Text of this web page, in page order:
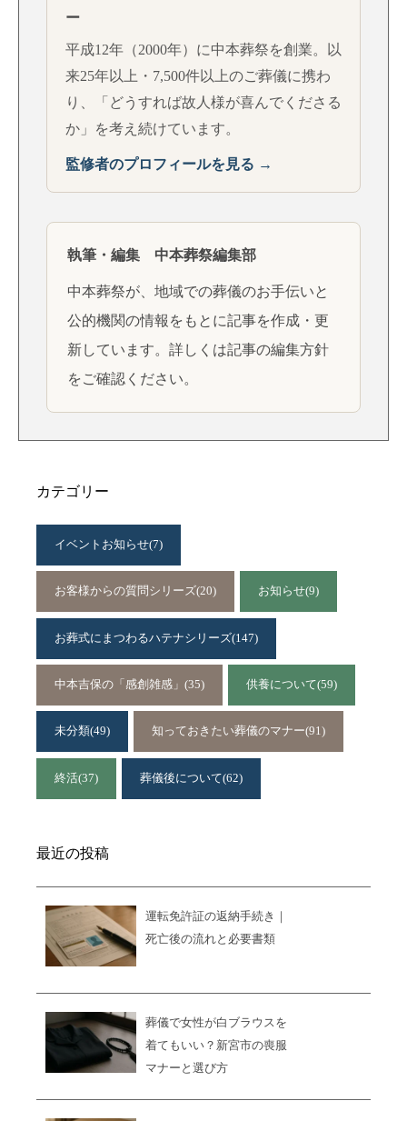
ー
平成12年（2000年）に中本葬祭を創業。以
来25年以上・7,500件以上のご葬儀に携わ
り、「どうすれば故人様が喜んでくださる
か」を考え続けています。
監修者のプロフィールを見る →
執筆・編集 中本葬祭編集部
中本葬祭が、地域での葬儀のお手伝いと
公的機関の情報をもとに記事を作成・更
新しています。詳しくは記事の編集方針
をご確認ください。
カテゴリー
イベントお知らせ(7)
お客様からの質問シリーズ(20) お知らせ(9)
お葬式にまつわるハテナシリーズ(147)
中本吉保の「感創雑感」 (35) 供養について(59)
未分類(49) 知っておきたい葬儀のマナー(91)
終活(37) 葬儀後について(62)
最近の投稿
運転免許証の返納手続き｜
死亡後の流れと必要書類
葬儀で女性が白ブラウスを
着てもいい？新宮市の喪服
マナーと選び方